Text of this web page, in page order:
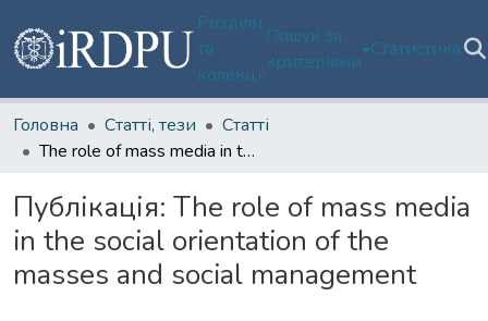
Розділи
та
колекції
Пошук за
критеріями
Статистика
Головна Статті, тези
Статті
The role of mass media in the social orientation of the masses and social management
Публікація: The role of mass media
in the social orientation of the
masses and social management